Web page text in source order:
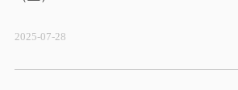
2025-07-28